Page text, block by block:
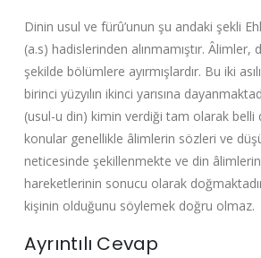
Dinin usul ve fürû’unun şu andaki şekli
(a.s) hadislerinden alınmamıştır. Âlimler,
şekilde bölümlere ayırmışlardır. Bu iki
birinci yüzyılın ikinci yarısına
(usul-u din) kimin verdiği tam olarak belli
konular genellikle âlimlerin sözleri ve
neticesinde şekillenmekte ve din
hareketlerinin sonucu olarak
kişinin olduğunu söylemek doğru olmaz.
Ayrıntılı Cevap